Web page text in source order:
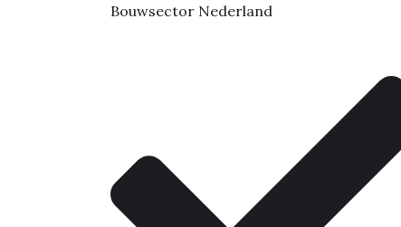
Bouwsector Nederland